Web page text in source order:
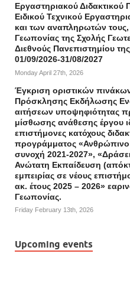
Εργαστηριακού
Ειδικού Τεχνικού
και των αναπληρωτών
Γεωπονίας της Σχολής
Διεθνούς Πανεπιστημίου
01/09/2026-31/08/2027
Monday April 27th, 2026
Έγκριση οριστικών
Πρόσκλησης Εκδήλωσης
αιτήσεων υποψηφιότητας
μίσθωσης ανάθεσης έργου
επιστήμονες κατόχους
προγράμματος «Ανθρώπινο
συνοχή 2021-2027»,
Ανώτατη Εκπαίδευση
εμπειρίας σε νέους
ακ. έτους 2025 – 2026»
Γεωπονίας.
Friday February 13th, 2026
Upcoming events